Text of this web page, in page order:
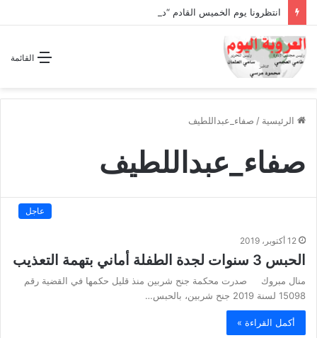
القائمة
الرئيسية / صفاء_عبداللطيف
صفاء_عبداللطيف
عاجل
12 أكتوبر، 2019
الحبس 3 سنوات لجدة الطفلة أماني بتهمة التعذيب
منال مبروك صدرت محكمة جنح شربين منذ قليل حكمها في القضية رقم
15098 لسنة 2019 جنح شربين، بالحبس…
أكمل القراءة »